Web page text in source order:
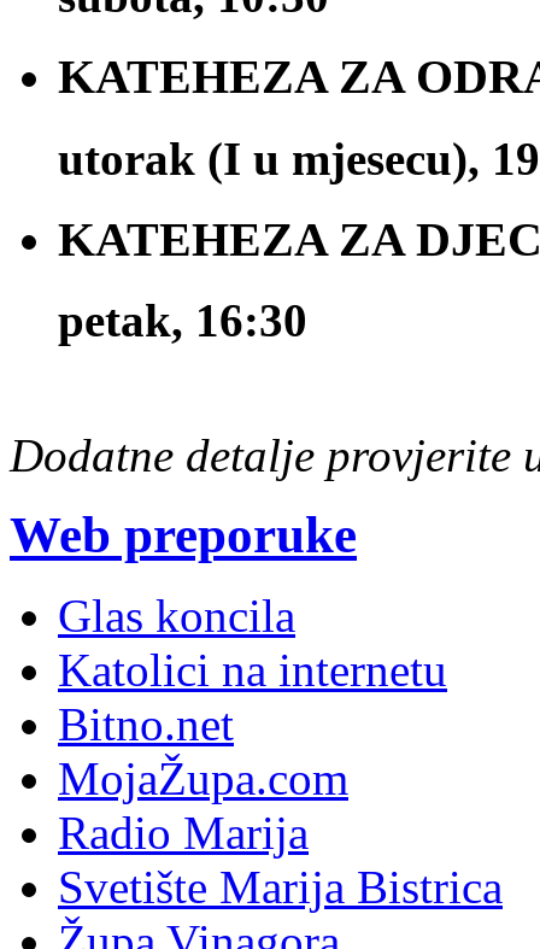
KATEHEZA ZA
utorak (I u mjesecu),
KATEHEZA ZA
petak, 16:30
Dodatne detalje provjerite
Web preporuke
Glas koncila
Katolici na internetu
Bitno.net
MojaŽupa.com
Radio Marija
Svetište Marija Bistrica